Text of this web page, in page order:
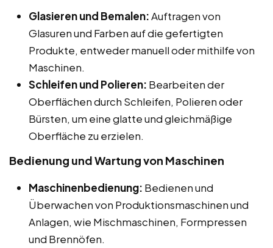
Glasieren und Bemalen:Auftragen von
Glasuren und Farben auf die gefertigten
Produkte, entweder manuell oder mithilfe von
Maschinen.
Schleifen und Polieren: Bearbeiten der
Oberflächen durch Schleifen, Polieren oder
Bürsten, um eine glatte und gleichmäßige
Oberfläche zu erzielen.
Bedienung und Wartung von Maschinen
Maschinenbedienung: Bedienen und
Überwachen von Produktionsmaschinen und
Anlagen, wie Mischmaschinen, Formpressen
und Brennöfen.